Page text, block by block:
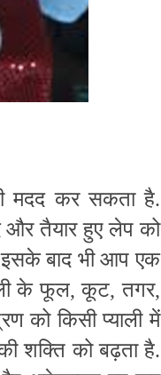
मदद कर सकता है.
तैयार हुए लेप को
इसके बाद भी आप एक
के फूल, कूट, तगर,
को किसी प्याली में
शक्ति को बढ़ता है.